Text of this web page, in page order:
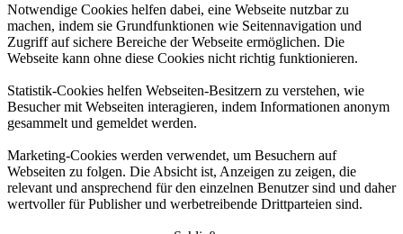
Notwendige Cookies helfen dabei, eine Webseite nutzbar zu
machen, indem sie Grundfunktionen wie Seitennavigation und
Zugriff auf sichere Bereiche der Webseite ermöglichen. Die
Webseite kann ohne diese Cookies nicht richtig funktionieren.
Statistik-Cookies helfen Webseiten-Besitzern zu verstehen, wie
Besucher mit Webseiten interagieren, indem Informationen anonym
gesammelt und gemeldet werden.
Marketing-Cookies werden verwendet, um Besuchern auf
Webseiten zu folgen. Die Absicht ist, Anzeigen zu zeigen, die
relevant und ansprechend für den einzelnen Benutzer sind und daher
wertvoller für Publisher und werbetreibende Drittparteien sind.